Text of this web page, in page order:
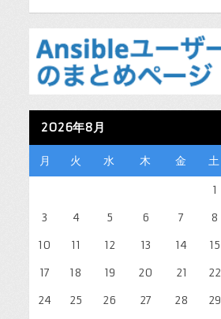
2026年8月
月 火 水 木 金 土
1
3
4 5 6 7 8
10
11 12 13 14 15
17
18 19 20 21 22
24
25 26 27 28 29